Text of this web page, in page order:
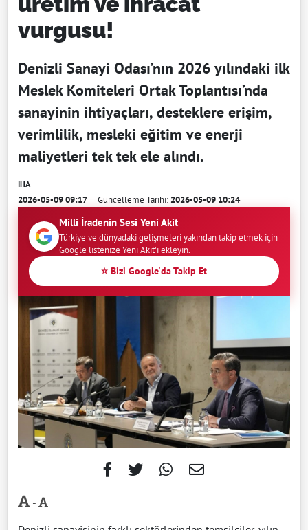
vurgusu!
Denizli Sanayi Odası’nın 2026 yılındaki ilk
Meslek Komiteleri Ortak Toplantısı’nda
sanayinin ihtiyaçları, desteklere erişim,
verimlilik, mesleki eğitim ve enerji
maliyetleri tek tek ele alındı.
IHA
2026-05-09 09:17 Güncelleme Tarihi:2026-05-09 10:24
Milli İradenin Sesi Yeni Akit
Türkiye ve dünyadaki gelişmeleri yakından takip etmek için
Google listenize Yeni Akit'i ekleyin.
⭐ Bizi Google'da Takip Et
-